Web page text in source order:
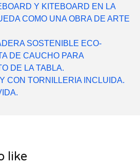
Y KITEBOARD EN LA
COMO UNA OBRA DE ARTE
SOSTENIBLE ECO-
DE CAUCHO PARA
DE LA TABLA.
CON TORNILLERIA INCLUIDA.
like